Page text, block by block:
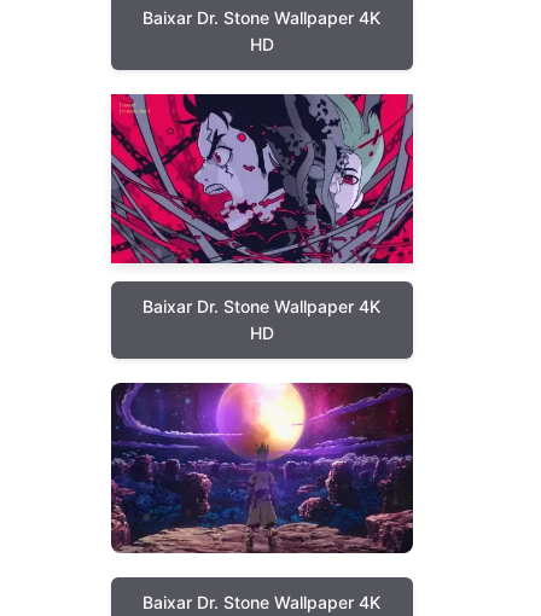
Baixar Dr. Stone Wallpaper 4K
HD
Baixar Dr. Stone Wallpaper 4K
HD
Baixar Dr. Stone Wallpaper 4K